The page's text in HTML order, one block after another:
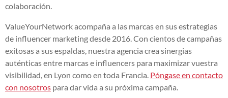
colaboración.
ValueYourNetwork acompaña a las marcas en sus estrategias
de influencer marketing desde 2016. Con cientos de campañas
exitosas a sus espaldas, nuestra agencia crea sinergias
auténticas entre marcas e influencers para maximizar vuestra
visibilidad, en Lyon como en toda Francia. Póngase en contacto
con nosotros para dar vida a su próxima campaña.